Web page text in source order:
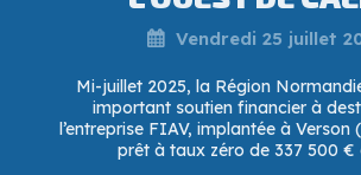
Vendredi 25 juillet
Mi-juillet 2025, la Région
important soutien financier à
l’entreprise FIAV, implantée à Verson
prêt à taux zéro de 337 500 €